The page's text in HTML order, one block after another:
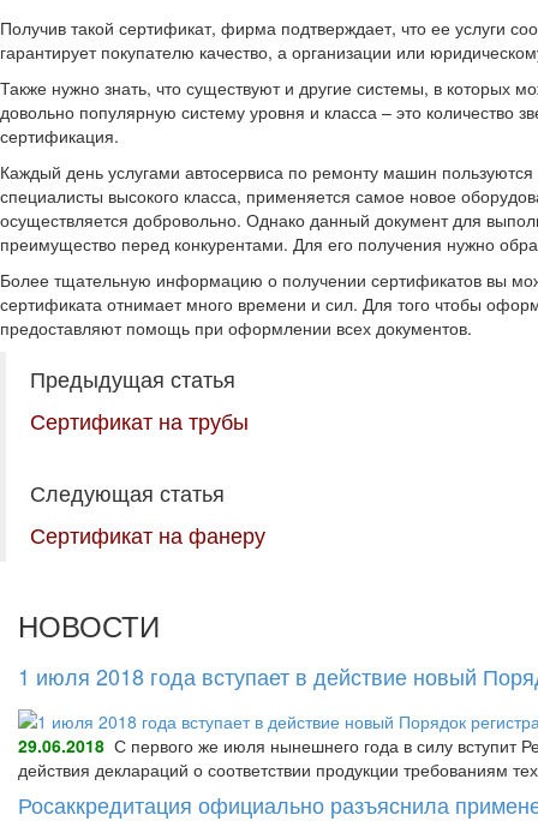
Получив такой сертификат, фирма подтверждает, что ее услуги
гарантирует покупателю качество, а организации или
Также нужно знать, что существуют и другие системы, в которых
довольно популярную систему уровня и класса – это количество
сертификация.
Каждый день услугами автосервиса по ремонту машин
специалисты высокого класса, применяется самое новое
осуществляется добровольно. Однако данный документ для
преимущество перед конкурентами. Для его получения нужно
Более тщательную информацию о получении сертификатов вы
сертификата отнимает много времени и сил. Для того чтобы
предоставляют помощь при оформлении всех документов.
Предыдущая статья
Сертификат на трубы
Следующая статья
Сертификат на фанеру
НОВОСТИ
1 июля 2018 года вступает в действие новый
29.06.2018 С первого же июля нынешнего года в силу вступит
действия деклараций о соответствии продукции требованиям
Росаккредитация официально разъяснила